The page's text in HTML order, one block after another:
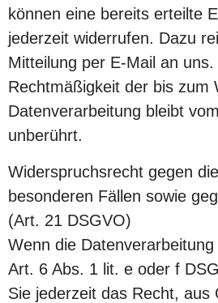
können eine bereits erteilte
jederzeit widerrufen. Dazu
Mitteilung per E-Mail an uns.
Rechtmäßigkeit der bis zum
Datenverarbeitung bleibt
unberührt.
Widerspruchsrecht gegen
besonderen Fällen sowie
(Art. 21 DSGVO)
Wenn die
Art. 6 Abs. 1 lit. e oder f
Sie jederzeit das Recht, aus